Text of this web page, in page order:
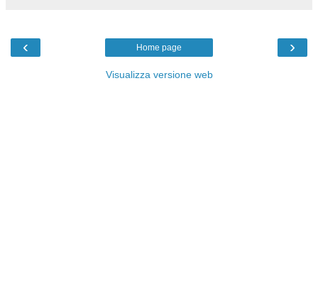
‹ ›
Home page
Visualizza versione web